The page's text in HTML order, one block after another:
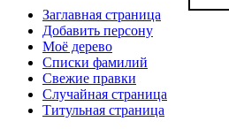
Заглавная страница
Добавить персону
Моё дерево
Списки фамилий
Свежие правки
Случайная страница
Титульная страница